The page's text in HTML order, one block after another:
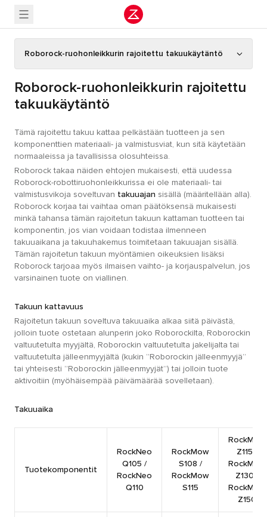
Roborock-ruohonleikkurin rajoitettu takuukäytäntö
Roborock-ruohonleikkurin rajoitettu
takuukäytäntö
Tämä rajoitettu takuu kattaa pelkästään tuotteen ja sen
komponenttien materiaali- ja valmistusviat, kun sitä käytetään
normaaleissa ja tavallisissa olosuhteissa.
Roborock takaa näiden ehtojen mukaisesti, että uudessa
Roborock-robottiruohonleikkurissa ei ole materiaali- tai
valmistusvikoja soveltuvan takuuajan sisällä (määritellään alla).
Roborock korjaa tai vaihtaa oman päätöksensä mukaisesti
minkä tahansa tämän rajoitetun takuun kattaman tuotteen tai
komponentin, jos vian voidaan todistaa ilmenneen
takuuaikana ja takuuhakemus toimitetaan takuuajan sisällä.
Tämän rajoitetun takuun myöntämien oikeuksien lisäksi
Roborock tarjoaa myös ilmaisen vaihto- ja korjauspalvelun, jos
varsinainen tuote on viallinen.
Takuun kattavuus
Rajoitetun takuun soveltuva takuuaika alkaa siitä päivästä,
jolloin tuote ostetaan alunperin joko Roborockilta, Roborockin
valtuutetulta myyjältä, Roborockin valtuutetulta jakelijalta tai
valtuutetulta jälleenmyyjältä (kukin ”Roborockin jälleenmyyjä”
tai yhteisesti ”Roborockin jälleenmyyjät”) tai jolloin tuote
aktivoitiin (myöhäisempää päivämäärää sovelletaan).
Takuuaika
Tuotekomponentit
RockNeo
Q105 /
RockNeo
Q110
RockMow
S108 /
RockMow
S115
RockMow
Z115 /
RockMow
Z130 /
RockMow
Z150